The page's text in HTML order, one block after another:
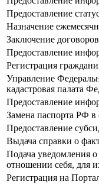
Предоставление
Назначение
Заключение
Предоставление
Регистрация
Управление
кадастровая палата
Предоставление
Замена паспорта РФ в
Предоставление
Выдача справки о
Подача уведомления
отношении себя, для
Регистрация на